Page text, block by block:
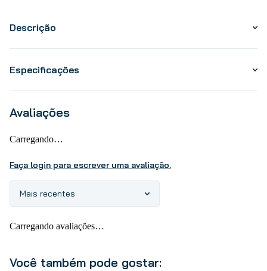
Descrição
Especificações
Avaliações
Carregando…
Faça login para escrever uma avaliação.
Mais recentes
Carregando avaliações…
Você também pode gostar: